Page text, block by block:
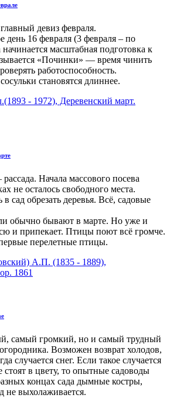
девиз февраля.
день 16 февраля (3 февраля – по
масштабная подготовка к
«Починки» — время чинить
работоспособность.
становятся длиннее.
Начала массового посева
не осталось свободного места.
сад обрезать деревья. Всё, садовые
обычно бывают в марте. Но уже и
и припекает. Птицы поют всё громче.
перелетные птицы.
самый громкий, но и самый трудный
Возможен возврат холодов,
случается снег. Если такое случается
стоят в цвету, то опытные садоводы
концах сада дымные костры,
не выхолаживается.